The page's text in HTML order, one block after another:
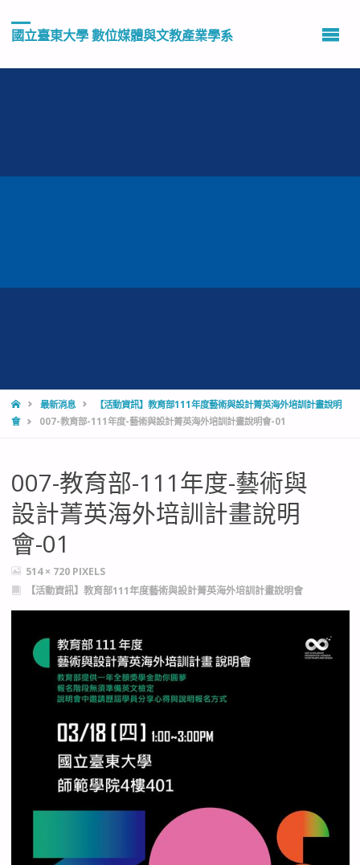
國立臺東大學 數位媒體與文教產業學系
HOME最新消息
【活動資訊】教育部111年度藝術與設計菁英海外培訓計畫說明
會
007-教育部-111年度-藝術與設計菁英海外培訓計畫說明會-01
007-教育部-111年度-藝術與
設計菁英海外培訓計畫說明
會-01
FULL
SIZE
514 × 720 PIXELS
【活動資訊】教育部111年度藝術與設計菁英海外培訓計畫說明會